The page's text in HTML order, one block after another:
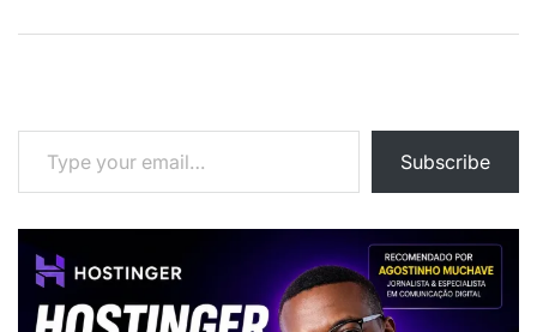
Type your email…
Subscribe